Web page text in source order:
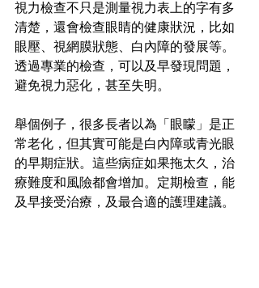
視力檢查不只是測量視力表上的字有多
清楚，還會檢查眼睛的健康狀況，比如
眼壓、視網膜狀態、白內障的發展等。
透過專業的檢查，可以及早發現問題，
避免視力惡化，甚至失明。
舉個例子，很多長者以為「眼矇」是正
常老化，但其實可能是白內障或青光眼
的早期症狀。這些病症如果拖太久，治
療難度和風險都會增加。定期檢查，能
及早接受治療，及最合適的護理建議。